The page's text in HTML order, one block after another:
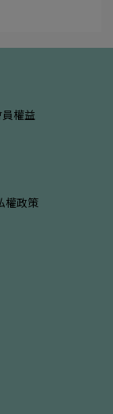
權益
權政策